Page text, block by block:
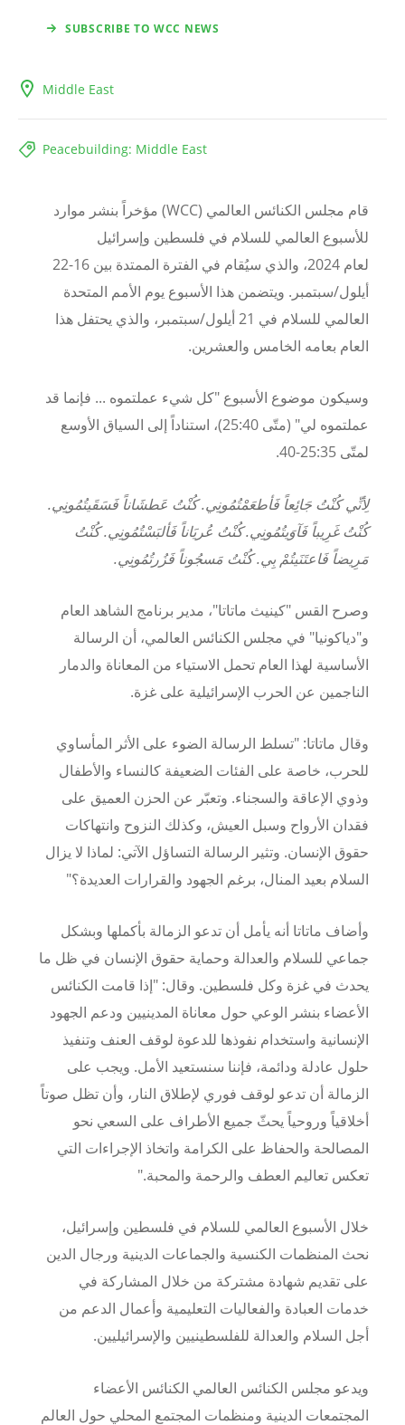
SUBSCRIBE TO WCC NEWS
Middle East
Peacebuilding: Middle East
قام مجلس الكنائس العالمي (WCC) مؤخراً بنشر موارد
للأسبوع العالمي للسلام في فلسطين وإسرائيل
لعام 2024
، والذي سيُقام في الفترة الممتدة بين 16-22
أيلول/سبتمبر. ويتضمن هذا الأسبوع يوم الأمم المتحدة
العالمي للسلام في 21 أيلول/سبتمبر، والذي يحتفل هذا
العام بعامه الخامس والعشرين.
وسيكون موضوع الأسبوع "كل شيء عملتموه ... فإنما قد
عملتموه لي" (متّى
25:40
)، استناداً إلى السياق الأوسع
لمتّى
25:35
-
40
.
لِأنِّي كُنْتُ جَائِعاً فَأطعَمْتُمُونِي. كُنْتُ عَطشَاناً فَسَقَيتُمُونِي.
كُنْتُ غَرِيباً فَآوَيتُمُونِي.كُنْتُ عُريَاناً فَألبَسْتُمُونِي. كُنْتُ
مَرِيضاً فَاعتَنَيتُمْ بِي. كُنْتُ مَسجُوناً فَزُرتُمُونِي.
وصرح القس "كينيث ماتاتا"، مدير برنامج الشاهد العام
و"دياكونيا" في مجلس الكنائس العالمي، أن الرسالة
الأساسية لهذا العام تحمل الاستياء من المعاناة والدمار
الناجمين عن الحرب الإسرائيلية على غزة.
وقال ماتاتا: "تسلط الرسالة الضوء على الأثر المأساوي
للحرب، خاصة على الفئات الضعيفة كالنساء والأطفال
وذوي الإعاقة والسجناء. وتعبّر عن الحزن العميق على
فقدان الأرواح وسبل العيش، وكذلك النزوح وانتهاكات
حقوق الإنسان. وتثير الرسالة التساؤل الآتي: لماذا لا يزال
السلام بعيد المنال، برغم الجهود والقرارات العديدة؟"
وأضاف ماتاتا أنه يأمل أن تدعو الزمالة بأكملها وبشكل
جماعي للسلام والعدالة وحماية حقوق الإنسان في ظل ما
يحدث في غزة وكل فلسطين. وقال: "إذا قامت الكنائس
الأعضاء بنشر الوعي حول معاناة المدينيين ودعم الجهود
الإنسانية واستخدام نفوذها للدعوة لوقف العنف وتنفيذ
حلول عادلة ودائمة، فإننا سنستعيد الأمل. ويجب على
الزمالة أن تدعو لوقف فوري لإطلاق النار، وأن تظل صوتاً
أخلاقياً وروحياً يحثّ جميع الأطراف على السعي نحو
المصالحة والحفاظ على الكرامة واتخاذ الإجراءات التي
تعكس تعاليم العطف والرحمة والمحبة."
خلال الأسبوع العالمي للسلام في فلسطين وإسرائيل،
نحث المنظمات الكنسية والجماعات الدينية ورجال الدين
على تقديم شهادة مشتركة من خلال المشاركة في
خدمات العبادة والفعاليات التعليمية وأعمال الدعم من
أجل السلام والعدالة للفلسطينيين والإسرائيليين.
ويدعو مجلس الكنائس العالمي الكنائس الأعضاء
المجتمعات الدينية ومنظمات المجتمع المحلي حول العالم